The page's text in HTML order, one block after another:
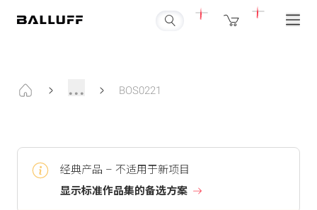
... BOS0221
经典产品 – 不适用于新项目
显示标准作品集的备选方案